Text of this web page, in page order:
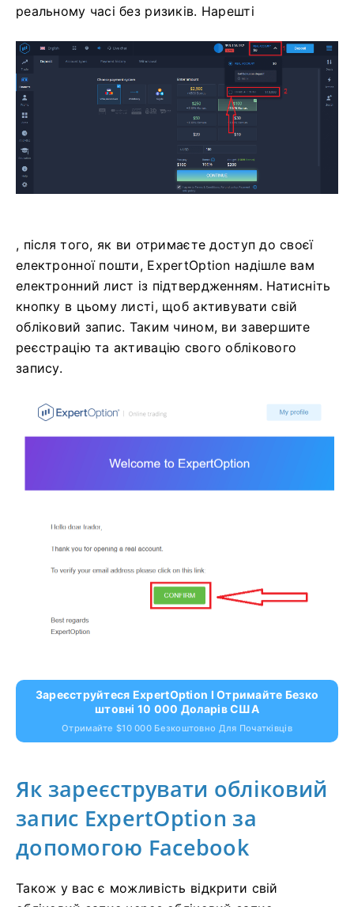
реальному часі без ризиків. Нарешті
, після того, як ви отримаєте доступ до своєї
електронної пошти, ExpertOption надішле вам
електронний лист із підтвердженням. Натисніть
кнопку в цьому листі, щоб активувати свій
обліковий запис. Таким чином, ви завершите
реєстрацію та активацію свого облікового
запису.
Зареєструйтеся ExpertOption І Отримайте Безко
Штовні 10 000 Доларів США
Отримайте $10 000 Безкоштовно Для Початківців
Як зареєструвати обліковий
запис ExpertOption за
допомогою Facebook
Також у вас є можливість відкрити свій